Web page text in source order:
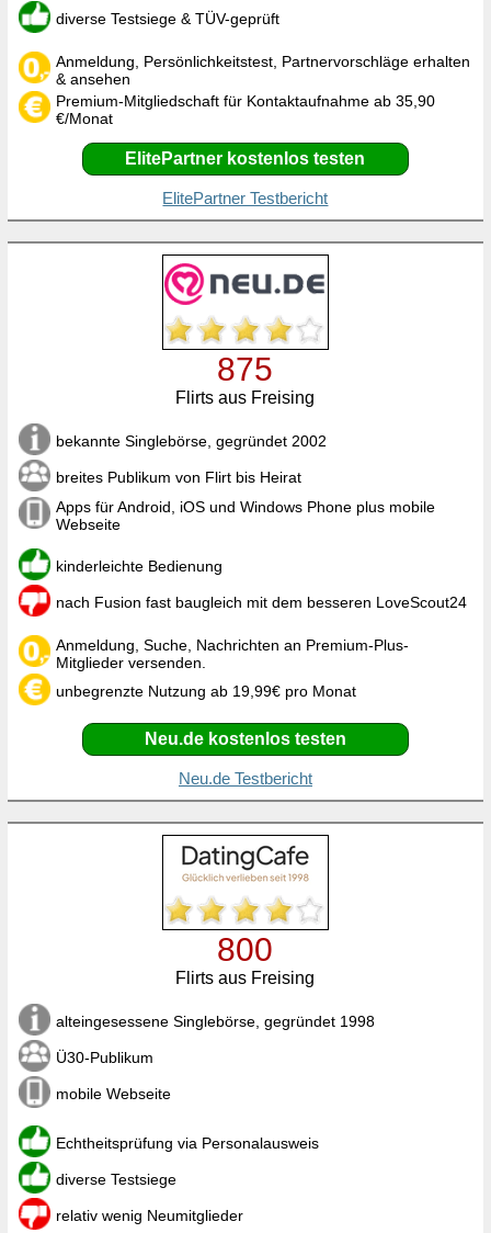
diverse Testsiege & TÜV-geprüft
Anmeldung, Persönlichkeitstest, Partnervorschläge erhalten
& ansehen
Premium-Mitgliedschaft für Kontaktaufnahme ab 35,90
€/Monat
ElitePartner kostenlos testen
ElitePartner Testbericht
875
Flirts aus Freising
bekannte Singlebörse, gegründet 2002
breites Publikum von Flirt bis Heirat
Apps für Android, iOS und Windows Phone plus mobile
Webseite
kinderleichte Bedienung
nach Fusion fast baugleich mit dem besseren LoveScout24
Anmeldung, Suche, Nachrichten an Premium-Plus-
Mitglieder versenden.
unbegrenzte Nutzung ab 19,99€ pro Monat
Neu.de kostenlos testen
Neu.de Testbericht
800
Flirts aus Freising
alteingesessene Singlebörse, gegründet 1998
Ü30-Publikum
mobile Webseite
Echtheitsprüfung via Personalausweis
diverse Testsiege
relativ wenig Neumitglieder